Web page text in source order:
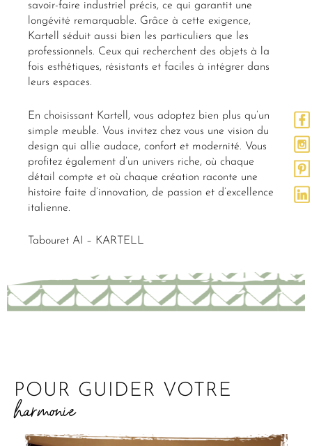
savoir-faire industriel précis, ce qui garantit une
longévité remarquable. Grâce à cette exigence,
Kartell séduit aussi bien les particuliers que les
professionnels. Ceux qui recherchent des objets à la
fois esthétiques, résistants et faciles à intégrer dans
leurs espaces.
En choisissant Kartell, vous adoptez bien plus qu’un
simple meuble. Vous invitez chez vous une vision du
design qui allie audace, confort et modernité. Vous
profitez également d’un univers riche, où chaque
détail compte et où chaque création raconte une
histoire faite d’innovation, de passion et d’excellence
italienne.
Tabouret AI – KARTELL
POUR GUIDER VOTRE
harmonie